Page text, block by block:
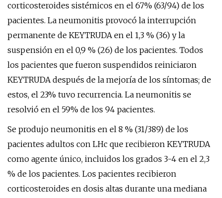
corticosteroides sistémicos en el 67% (63/94) de los
pacientes. La neumonitis provocó la interrupción
permanente de KEYTRUDA en el 1,3 % (36) y la
suspensión en el 0,9 % (26) de los pacientes. Todos
los pacientes que fueron suspendidos reiniciaron
KEYTRUDA después de la mejoría de los síntomas; de
estos, el 23% tuvo recurrencia. La neumonitis se
resolvió en el 59% de los 94 pacientes.
Se produjo neumonitis en el 8 % (31/389) de los
pacientes adultos con LHc que recibieron KEYTRUDA
como agente único, incluidos los grados 3-4 en el 2,3
% de los pacientes. Los pacientes recibieron
corticosteroides en dosis altas durante una mediana